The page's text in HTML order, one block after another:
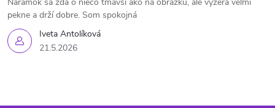
Iveta Antolíková
21.5.2026
pekne a drží dobre. Som spokojná